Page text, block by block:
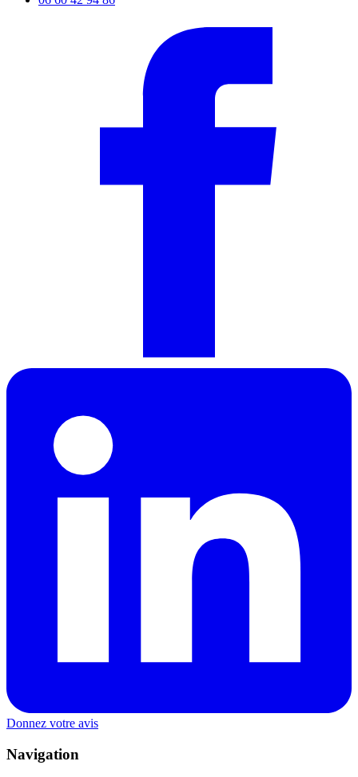
Donnez votre avis
Navigation